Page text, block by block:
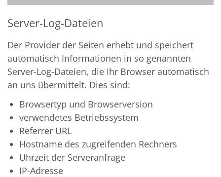
Server-Log-Dateien
Der Provider der Seiten erhebt und speichert
automatisch Informationen in so genannten
Server-Log-Dateien, die Ihr Browser automatisch
an uns übermittelt. Dies sind:
Browsertyp und Browserversion
verwendetes Betriebssystem
Referrer URL
Hostname des zugreifenden Rechners
Uhrzeit der Serveranfrage
IP-Adresse